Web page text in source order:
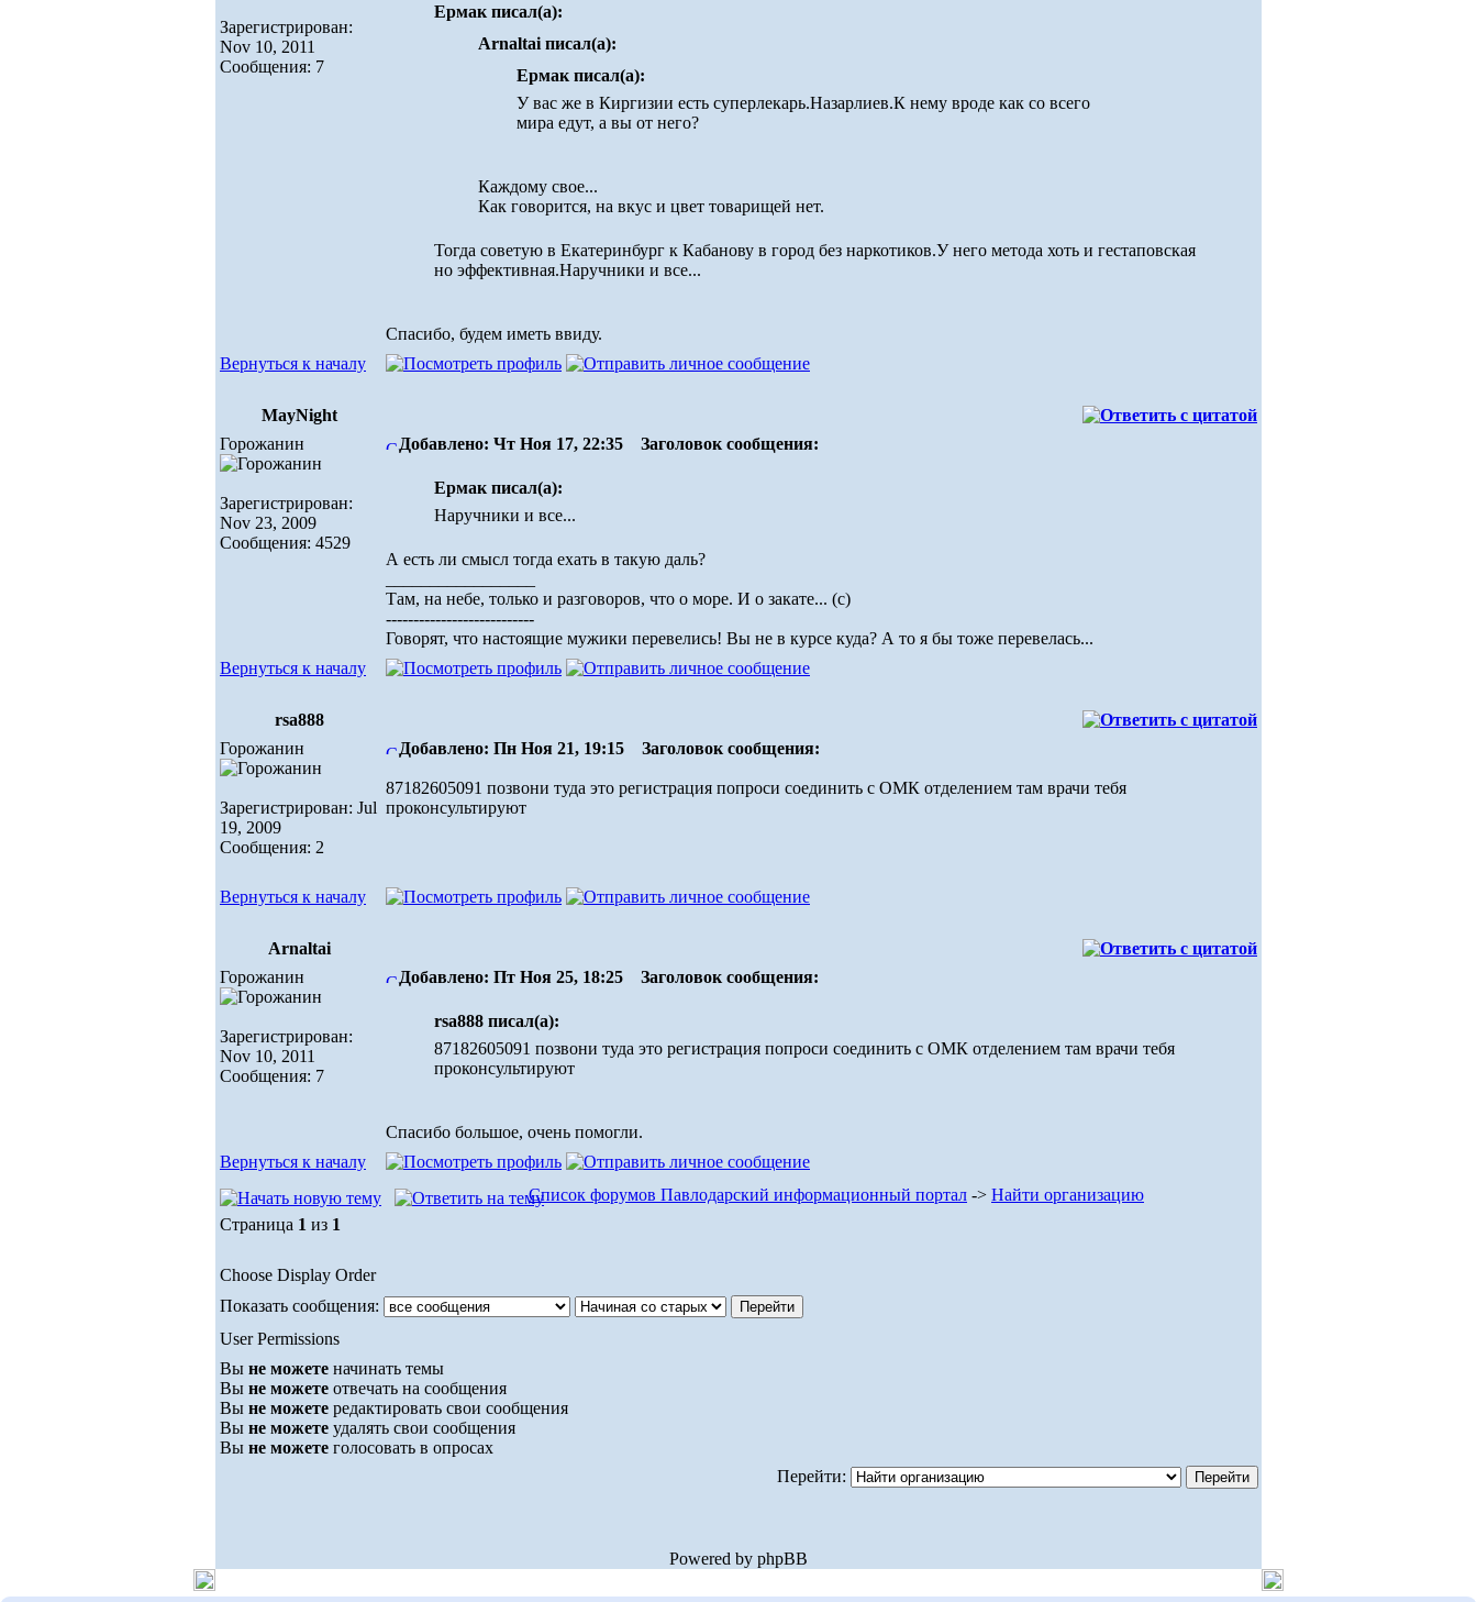
Зарегистрирован:
Nov 10, 2011
Сообщения: 7
Ермак писал(а):
Arnaltai писал(а):
Ермак писал(а):
У вас же в Киргизии есть суперлекарь.Назарлиев.К нему вроде как со всего
мира едут, а вы от него?
Каждому свое...
Как говорится, на вкус и цвет товарищей нет.
Тогда советую в Екатеринбург к Кабанову в город без наркотиков.У него метода хоть и гестаповская
но эффективная.Наручники и все...
Спасибо, будем иметь ввиду.
Вернуться к началу
MayNight
Горожанин
Зарегистрирован:
Nov 23, 2009
Сообщения: 4529
Добавлено: Чт Ноя 17, 22:35 Заголовок сообщения:
Ермак писал(а):
Наручники и все...
А есть ли смысл тогда ехать в такую даль?
Там, на небе, только и разговоров, что о море. И о закате... (c)
---------------------------
Говорят, что настоящие мужики перевелись! Вы не в курсе куда? А то я бы тоже перевелась...
Вернуться к началу
rsa888
Горожанин
Зарегистрирован: Jul
19, 2009
Сообщения: 2
Добавлено: Пн Ноя 21, 19:15 Заголовок сообщения:
87182605091 позвони туда это регистрация попроси соединить с ОМК отделением там врачи тебя
проконсультируют
Вернуться к началу
Arnaltai
Горожанин
Зарегистрирован:
Nov 10, 2011
Сообщения: 7
Добавлено: Пт Ноя 25, 18:25 Заголовок сообщения:
rsa888 писал(а):
87182605091 позвони туда это регистрация попроси соединить с ОМК отделением там врачи тебя
проконсультируют
Спасибо большое, очень помогли.
Вернуться к началу
Список форумов Павлодарский информационный портал -> Найти организацию
Страница 1 из 1
Choose Display Order
Показать сообщения:
User Permissions
Вы не можете начинать темы
Вы не можете отвечать на сообщения
Вы не можете редактировать свои сообщения
Вы не можете удалять свои сообщения
Вы не можете голосовать в опросах
Перейти:
Powered by phpBB